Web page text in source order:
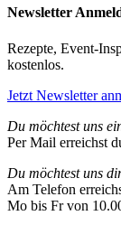
Newsletter
Rezepte, Event-
kostenlos.
Jetzt Newsletter
Du möchtest uns
Per Mail erreichst
Du möchtest uns
Am Telefon
Mo bis Fr von